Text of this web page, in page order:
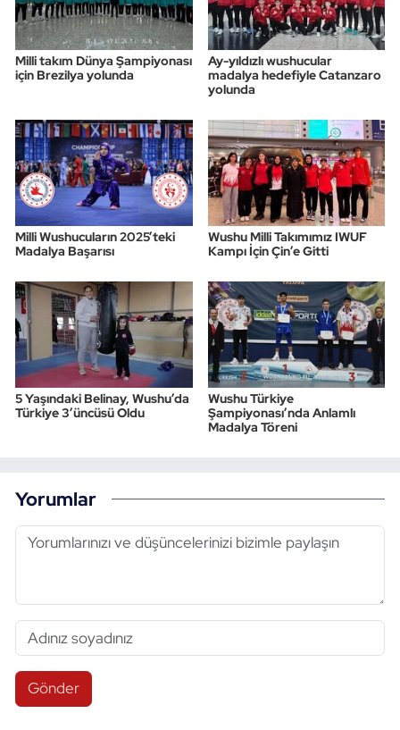
Milli takım Dünya Şampiyonası
için Brezilya yolunda
Ay-yıldızlı wushucular
madalya hedefiyle Catanzaro
yolunda
Milli Wushucuların 2025’teki
Madalya Başarısı
Wushu Milli Takımımız IWUF
Kampı İçin Çin’e Gitti
5 Yaşındaki Belinay, Wushu’da
Türkiye 3’üncüsü Oldu
Wushu Türkiye
Şampiyonası’nda Anlamlı
Madalya Töreni
Yorumlar
Gönder